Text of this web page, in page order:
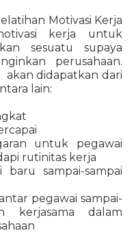
Motivasi Kerja
kerja untuk
sesuatu supaya
perusahaan.
akan didapatkan dari
lain:
untuk pegawai
rutinitas kerja
sampai-sampai
pegawai sampai-
kerjasama dalam